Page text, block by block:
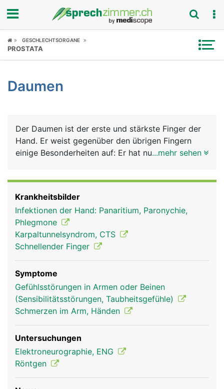
Fokus
Symptome
News
Rubriken
GESCHLECHTSORGANE
PROSTATA
Daumen
Der Daumen ist der erste und stärkste Finger der
Hand. Er weist gegenüber den übrigen Fingern
einige Besonderheiten auf: Er hat nur 2
Daumenballen - und er ist beweglicher und kann
den anderen Fingern gegenübergestellt werden,
was die Greiffunktion der Hand ermöglicht.
...mehr sehen
Krankheitsbilder
Infektionen der Hand: Panaritium, Paronychie,
Phlegmone
Karpaltunnelsyndrom, CTS
Schnellender Finger
Symptome
Gefühlsstörungen in Armen oder Beinen
(Sensibilitätsstörungen, Taubheitsgefühle)
Schmerzen im Arm, Händen
Untersuchungen
Elektroneurographie, ENG
Röntgen